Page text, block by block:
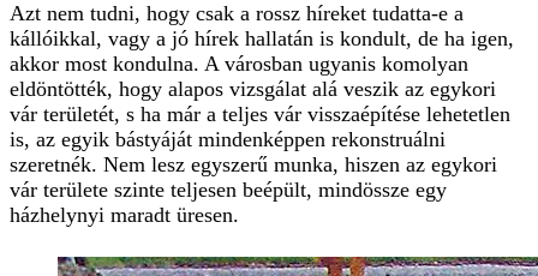
Azt nem tudni, hogy csak a rossz híreket tudatta-e a
kállóikkal, vagy a jó hírek hallatán is kondult, de ha igen,
akkor most kondulna. A városban ugyanis komolyan
eldöntötték, hogy alapos vizsgálat alá veszik az egykori
vár területét, s ha már a teljes vár visszaépítése lehetetlen
is, az egyik bástyáját mindenképpen rekonstruálni
szeretnék. Nem lesz egyszerű munka, hiszen az egykori
vár területe szinte teljesen beépült, mindössze egy
házhelynyi maradt üresen.